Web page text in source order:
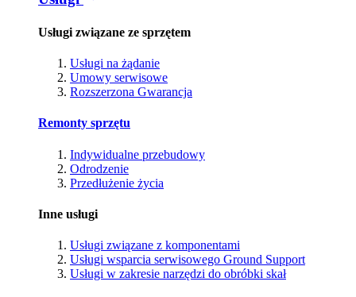
Usługi związane ze sprzętem
Usługi na żądanie
Umowy serwisowe
Rozszerzona Gwarancja
Remonty sprzętu
Indywidualne przebudowy
Odrodzenie
Przedłużenie życia
Inne usługi
Usługi związane z komponentami
Usługi wsparcia serwisowego Ground Support
Usługi w zakresie narzędzi do obróbki skał